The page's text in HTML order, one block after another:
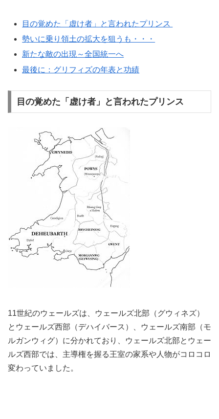
目の覚めた「虚け者」と言われたプリンス
勢いに乗り領土の拡大を狙うも・・・
新たな敵の出現～全国統一へ
最後に：グリフィズの年表と功績
目の覚めた「虚け者」と言われたプリンス
11世紀のウェールズは、ウェールズ北部（グウィネズ）
とウェールズ西部（デハイバース）、ウェールズ南部（モ
ルガンウィグ）に分かれており、ウェールズ北部とウェー
ルズ西部では、主導権を握る王室の家系や人物がコロコロ
変わっていました。